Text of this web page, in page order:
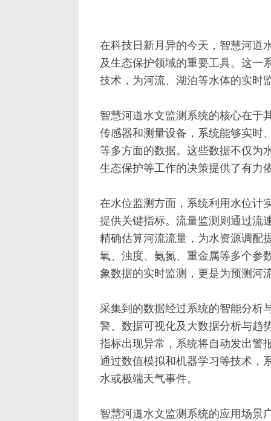
在科技日新月异的今天，智慧河道
及生态保护领域的重要工具。这一
技术，为河流、湖泊等水体的实时
智慧河道水文监测系统的核心在于
传感器和测量设备，系统能够实时
等多方面的数据。这些数据不仅为
生态保护等工作的决策提供了有力
在水位监测方面，系统利用水位计
提供关键指标。流量监测则通过流
精确估算河流流量，为水资源调配
氧、浊度、氨氮、重金属等多个参
象数据的实时监测，更是为预测河
采集到的数据经过系统的智能分析
警、数据可视化及大数据分析与趋
指标出现异常，系统将自动发出警
通过数值模拟和机器学习等技术，
水或极端天气事件。
智慧河道水文监测系统的应用场景